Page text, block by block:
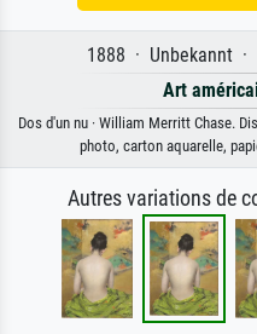
1888 · Unbekannt ·
Art
Dos d'un nu · William Merritt Chase.
photo, carton aquarelle,
Autres variations de